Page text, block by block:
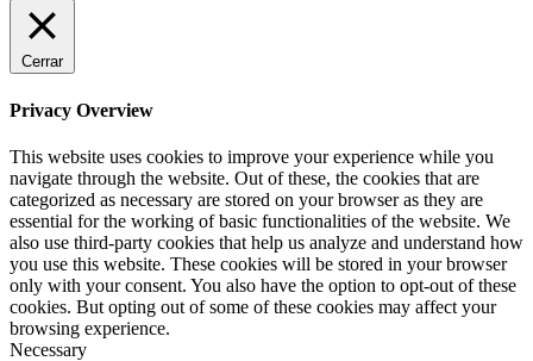
Cerrar
Privacy Overview
This website uses cookies to improve your experience while you
navigate through the website. Out of these, the cookies that are
categorized as necessary are stored on your browser as they are
essential for the working of basic functionalities of the website. We
also use third-party cookies that help us analyze and understand how
you use this website. These cookies will be stored in your browser
only with your consent. You also have the option to opt-out of these
cookies. But opting out of some of these cookies may affect your
browsing experience.
Necessary